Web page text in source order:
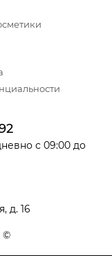
с 09:00 до
д. 16
©